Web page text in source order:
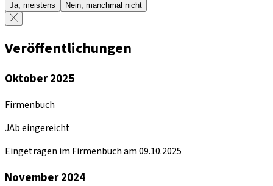
Ja, meistens Nein, manchmal nicht
Veröffentlichungen
Oktober 2025
Firmenbuch
JAb eingereicht
Eingetragen im Firmenbuch am 09.10.2025
November 2024